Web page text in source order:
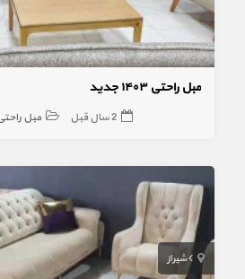
مبل راحتی ۱۴۰۳ جدید
2 سال قبل مبل
شیراز